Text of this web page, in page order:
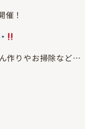
！
作りやお掃除など…